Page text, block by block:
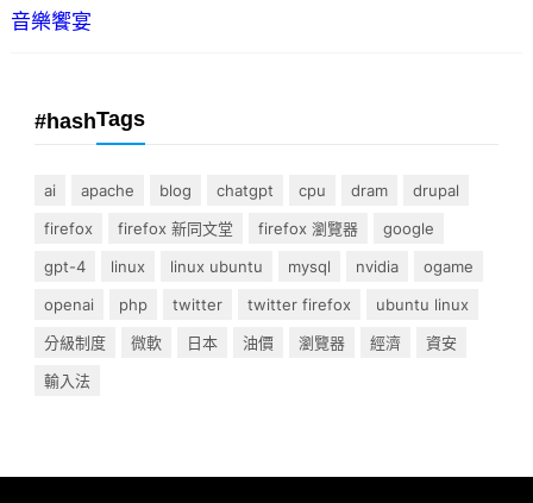
音樂饗宴
#hashTags
ai apache blog chatgpt cpu dram
drupal
firefox
firefox 新同文堂 firefox 瀏覽器
google
gpt-4
linux linux ubuntu mysql nvidia
ogame
openai
php twitter twitter firefox
ubuntu linux
分級制度
微軟 日本 油價 瀏覽器 經濟
資安
輸入法